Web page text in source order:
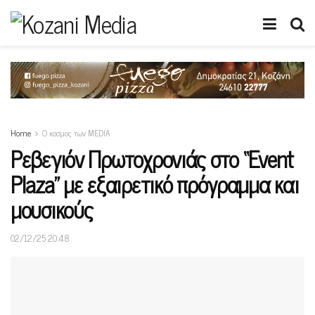
Home Ο κοσμος των MEDIA
Ρεβεγιόν Πρωτοχρονιάς στο “Event
Plaza” με εξαιρετικό πρόγραμμα και
μουσικούς
02/12/25 20:48